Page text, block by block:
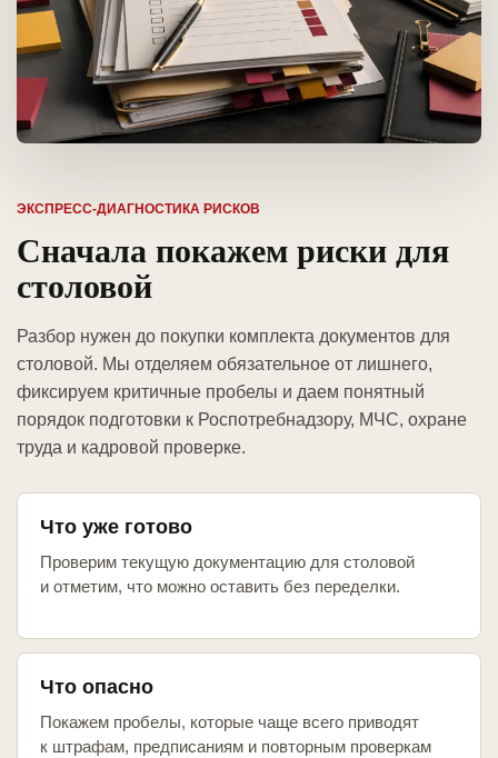
ЭКСПРЕСС-ДИАГНОСТИКА РИСКОВ
Сначала покажем риски для
столовой
Разбор нужен до покупки комплекта документов для
столовой. Мы отделяем обязательное от лишнего,
фиксируем критичные пробелы и даем понятный
порядок подготовки к Роспотребнадзору, МЧС, охране
труда и кадровой проверке.
Что уже готово
Проверим текущую документацию для столовой
и отметим, что можно оставить без переделки.
Что опасно
Покажем пробелы, которые чаще всего приводят
к штрафам, предписаниям и повторным проверкам